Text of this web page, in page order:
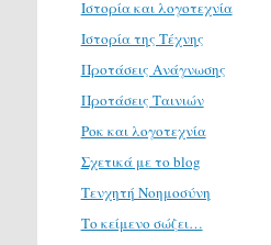
Ιστορία και λογοτεχνία
Ιστορία της Τέχνης
Προτάσεις Ανάγνωσης
Προτάσεις Ταινιών
Ροκ και λογοτεχνία
Σχετικά με το blog
Τενχητή Νοημοσύνη
Το κείμενο σώζει…